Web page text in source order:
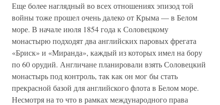
Еще более наглядный во всех отношениях эпизод той
войны тоже прошел очень далеко от Крыма — в Белом
море. В начале июля 1854 года к Соловецкому
монастырю подходят два английских паровых фрегата
«Бриск» и «Миранда», каждый из которых имел на бору
по 60 орудий. Англичане планировали взять Соловецкий
монастырь под контроль, так как он мог бы стать
прекрасной базой для английского флота в Белом море.
Несмотря на то что в рамках международного права